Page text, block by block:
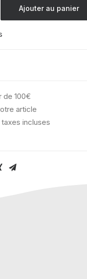
Ajouter au panier
de 100€
article
incluses